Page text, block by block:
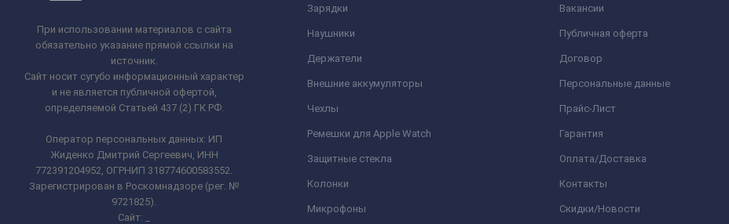
При использовании материалов с сайта
обязательно указание прямой ссылки на
источник.
Сайт носит сугубо информационный характер
и не является публичной офертой,
определяемой Статьей 437 (2) ГК РФ.
Оператор персональных данных: ИП
Жиденко Дмитрий Сергеевич, ИНН
772391204952, ОГРНИП 318774600583552.
Зарегистрирован в Роскомнадзоре (рег. №
9721825).
Сайт:
Зарядки
Наушники
Держатели
Внешние аккумуляторы
Чехлы
Ремешки для Apple Watch
Защитные стекла
Колонки
Микрофоны
Вакансии
Публичная оферта
Договор
Персональные данные
Прайс-Лист
Гарантия
Оплата/Доставка
Контакты
Скидки/Новости